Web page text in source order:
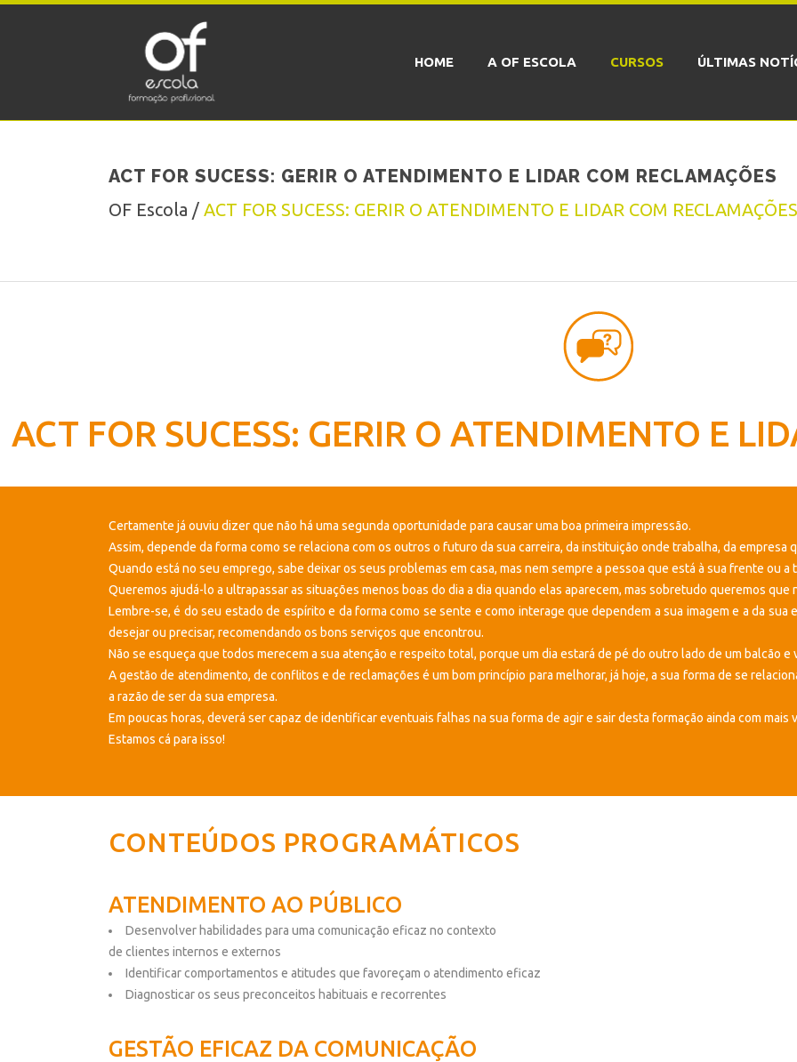
HOME A OF ESCOLA CURSOS ÚLTIMAS
ACT FOR SUCESS: GERIR O ATENDIMENTO E LIDAR COM RECLAMAÇÕES
OF Escola / ACT FOR SUCESS: GERIR O ATENDIMENTO E LIDAR COM RECLAMAÇÕES
ACT FOR SUCESS: GERIR O ATENDIMENTO E
Certamente já ouviu dizer que não há uma segunda oportunidade para causar uma boa primeira impressão.
Assim, depende da forma como se relaciona com os outros o futuro da sua carreira, da instituição onde trabalha, da empresa
Quando está no seu emprego, sabe deixar os seus problemas em casa, mas nem sempre a pessoa que está à sua frente ou
Queremos ajudá-lo a ultrapassar as situações menos boas do dia a dia quando elas aparecem, mas sobretudo queremos que
Lembre-se, é do seu estado de espírito e da forma como se sente e como interage que dependem a sua imagem e a da
desejar ou precisar, recomendando os bons serviços que encontrou.
Não se esqueça que todos merecem a sua atenção e respeito total, porque um dia estará de pé do outro lado de um balcão e
A gestão de atendimento, de conflitos e de reclamações é um bom princípio para melhorar, já hoje, a sua forma de se
a razão de ser da sua empresa.
Em poucas horas, deverá ser capaz de identificar eventuais falhas na sua forma de agir e sair desta formação ainda com mais
Estamos cá para isso!
CONTEÚDOS PROGRAMÁTICOS
ATENDIMENTO AO PÚBLICO
Desenvolver habilidades para uma comunicação eficaz no contexto
de clientes internos e externos
Identificar comportamentos e atitudes que favoreçam o atendimento eficaz
Diagnosticar os seus preconceitos habituais e recorrentes
GESTÃO EFICAZ DA COMUNICAÇÃO